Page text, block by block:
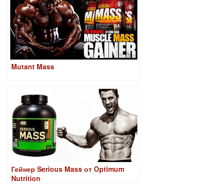
Mutant Mass
Гейнер Serious Mass от Optimum
Nutrition